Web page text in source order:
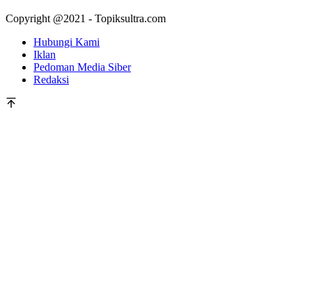
Copyright @2021 - Topiksultra.com
Hubungi Kami
Iklan
Pedoman Media Siber
Redaksi